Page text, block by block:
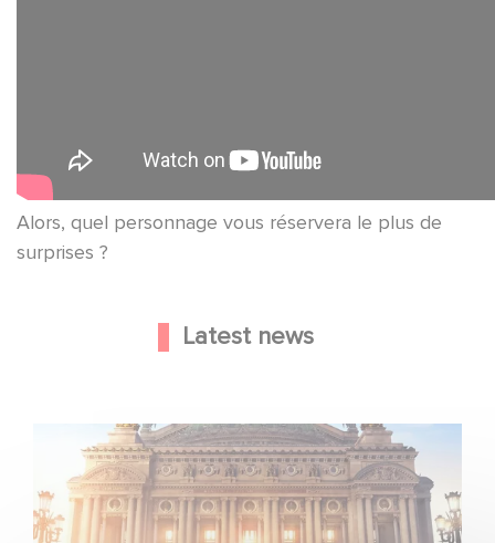
Alors, quel personnage vous réservera le plus de
surprises ?
Latest news
Gaumont and Good Hero Announce the Sequel to Leap !